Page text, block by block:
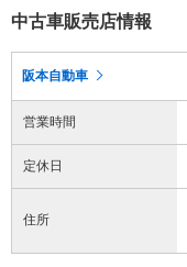
中古車販売店情報
阪本自動車
営業時間
定休日
住所